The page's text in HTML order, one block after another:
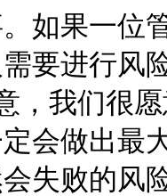
如果一位
要进行风
，我们很
会做出最
失败的风